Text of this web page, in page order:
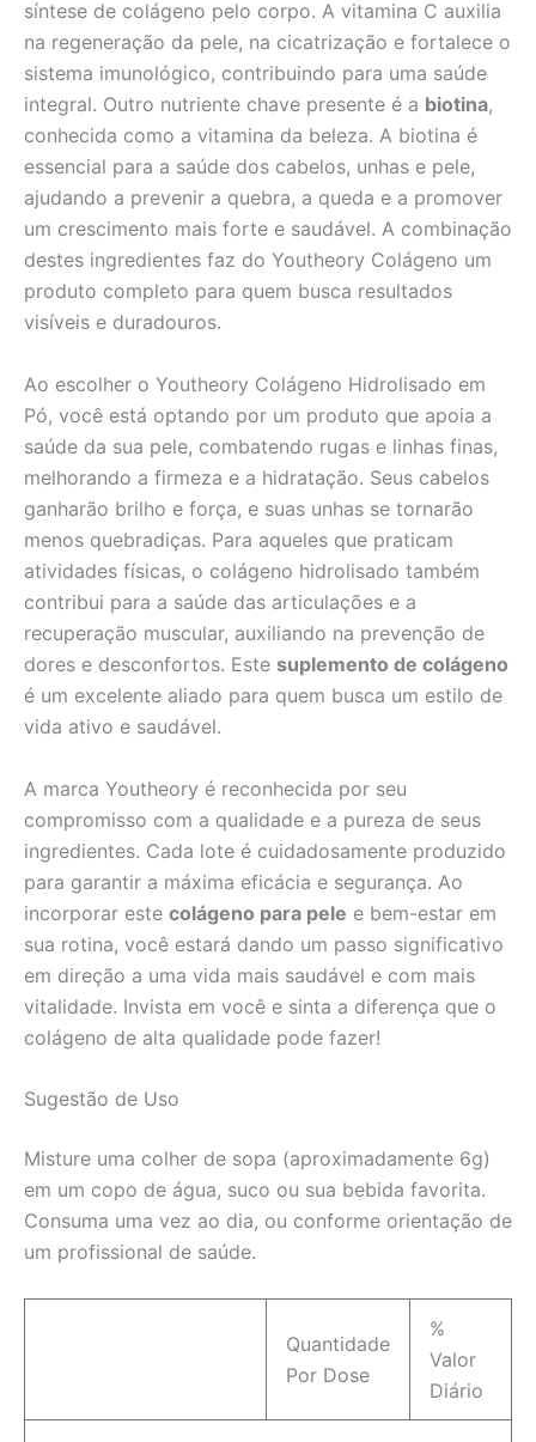
síntese de colágeno pelo corpo. A vitamina C auxilia
na regeneração da pele, na cicatrização e fortalece o
sistema imunológico, contribuindo para uma saúde
integral. Outro nutriente chave presente é a biotina,
conhecida como a vitamina da beleza. A biotina é
essencial para a saúde dos cabelos, unhas e pele,
ajudando a prevenir a quebra, a queda e a promover
um crescimento mais forte e saudável. A combinação
destes ingredientes faz do Youtheory Colágeno um
produto completo para quem busca resultados
visíveis e duradouros.
Ao escolher o Youtheory Colágeno Hidrolisado em
Pó, você está optando por um produto que apoia a
saúde da sua pele, combatendo rugas e linhas finas,
melhorando a firmeza e a hidratação. Seus cabelos
ganharão brilho e força, e suas unhas se tornarão
menos quebradiças. Para aqueles que praticam
atividades físicas, o colágeno hidrolisado também
contribui para a saúde das articulações e a
recuperação muscular, auxiliando na prevenção de
dores e desconfortos. Este suplemento de colágeno
é um excelente aliado para quem busca um estilo de
vida ativo e saudável.
A marca Youtheory é reconhecida por seu
compromisso com a qualidade e a pureza de seus
ingredientes. Cada lote é cuidadosamente produzido
para garantir a máxima eficácia e segurança. Ao
incorporar este colágeno para pele e bem-estar em
sua rotina, você estará dando um passo significativo
em direção a uma vida mais saudável e com mais
vitalidade. Invista em você e sinta a diferença que o
colágeno de alta qualidade pode fazer!
Sugestão de Uso
Misture uma colher de sopa (aproximadamente 6g)
em um copo de água, suco ou sua bebida favorita.
Consuma uma vez ao dia, ou conforme orientação de
um profissional de saúde.
Quantidade
Por Dose
%
Valor
Diário